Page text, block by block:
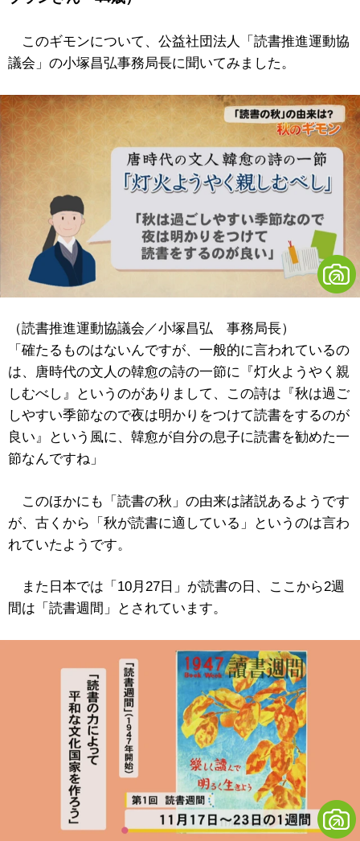
このギモンについて、公益社団法人「読書推進運動協
議会」の小塚昌弘事務局長に聞いてみました。
（読書推進運動協議会／小塚昌弘 事務局長）
「確たるものはないんですが、一般的に言われているの
は、唐時代の文人の韓愈の詩の一節に『灯火ようやく親
しむべし』というのがありまして、この詩は『秋は過ご
しやすい季節なので夜は明かりをつけて読書をするのが
良い』という風に、韓愈が自分の息子に読書を勧めた一
節なんですね」
このほかにも「読書の秋」の由来は諸説あるようです
が、古くから「秋が読書に適している」というのは言わ
れていたようです。
また日本では「10月27日」が読書の日、ここから2週
間は「読書週間」とされています。